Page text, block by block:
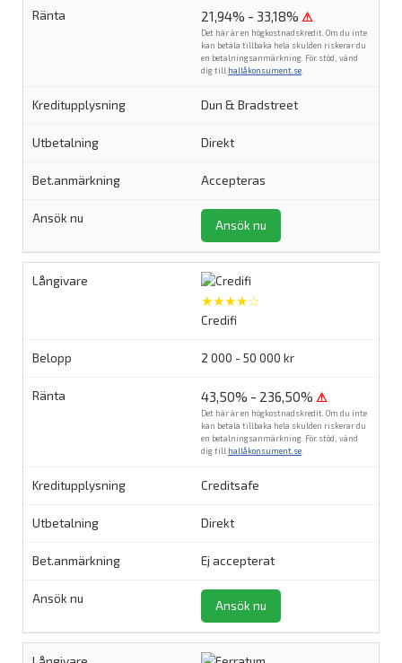
21,94% - 33,18% ⚠
Det här är en högkostnadskredit. Om du inte
kan betala tillbaka hela skulden riskerar du
en betalningsanmärkning. För stöd, vänd
dig till hallåkonsument.se.
Dun & Bradstreet
Direkt
Accepteras
Ansök nu
★★★★☆
Credifi
2 000 - 50 000 kr
43,50% - 236,50% ⚠
Det här är en högkostnadskredit. Om du inte
kan betala tillbaka hela skulden riskerar du
en betalningsanmärkning. För stöd, vänd
dig till hallåkonsument.se.
Creditsafe
Direkt
Ej accepterat
Ansök nu